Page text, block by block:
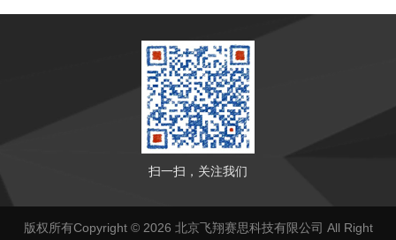
扫一扫，关注我们
版权所有Copyright © 2026 北京飞翔赛思科技有限公司 All Right